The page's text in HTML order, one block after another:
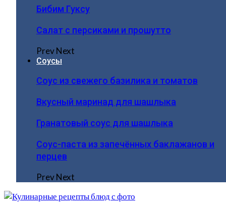
Бибим Гуксу
Салат с персиками и прошутто
PrevNext
Соусы
Соус из свежего базилика и томатов
Вкусный маринад для шашлыка
Гранатовый соус для шашлыка
Соус-паста из запечённых баклажанов и
перцев
PrevNext